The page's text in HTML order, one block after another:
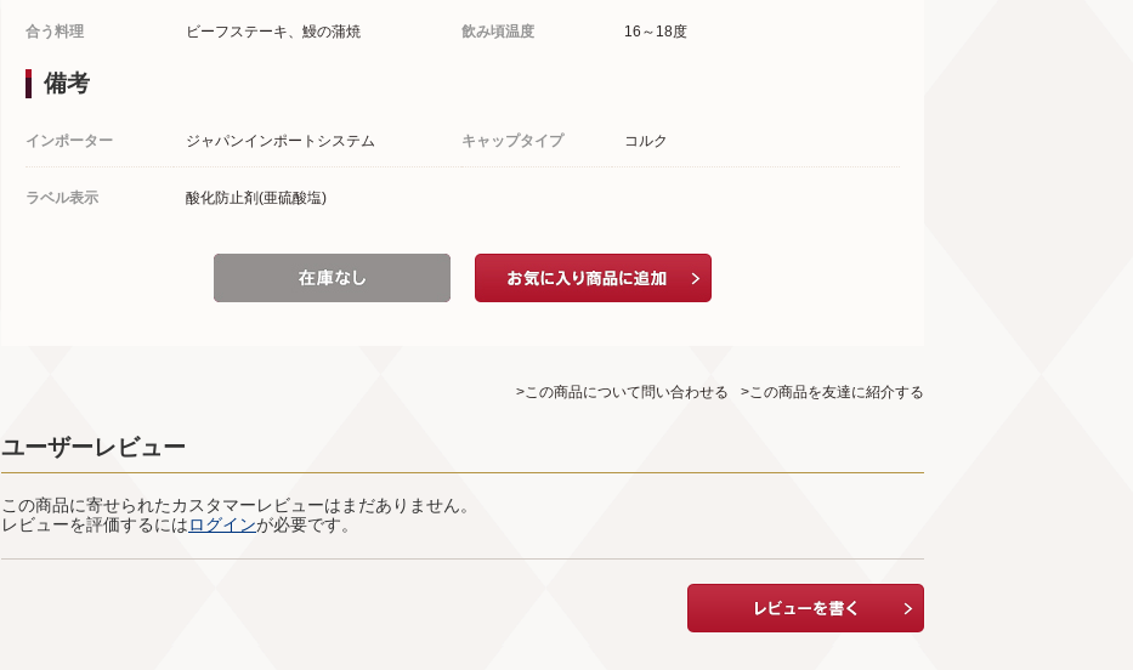
合う料理 ビーフステーキ、鰻の蒲焼 飲み頃温度 16～18度
備考
インポーター ジャパンインポートシステム キャップタイプ コルク
ラベル表示 酸化防止剤(亜硫酸塩)
>この商品について問い合わせる >この商品を友達に紹介する
ユーザーレビュー
この商品に寄せられたカスタマーレビューはまだありません。
レビューを評価するにはログインが必要です。